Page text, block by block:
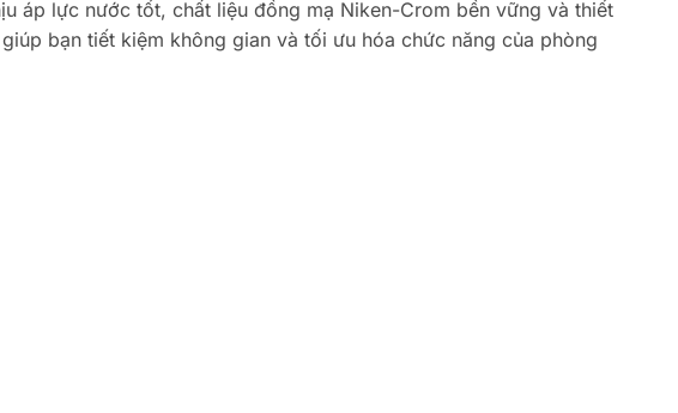
áp lực nước tốt, chất liệu đồng mạ Niken-Crom bền vững và thiết
bạn tiết kiệm không gian và tối ưu hóa chức năng của phòng